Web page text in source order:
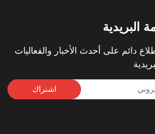
البريدية
دائم على أحدث الأخبار والفعاليات
اشتراك